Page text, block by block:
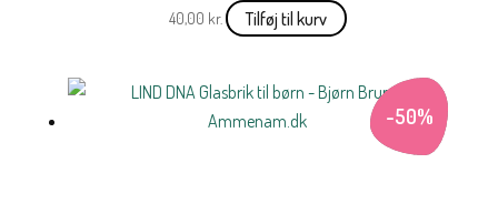
40,00 kr. Tilføj til kurv
-50%